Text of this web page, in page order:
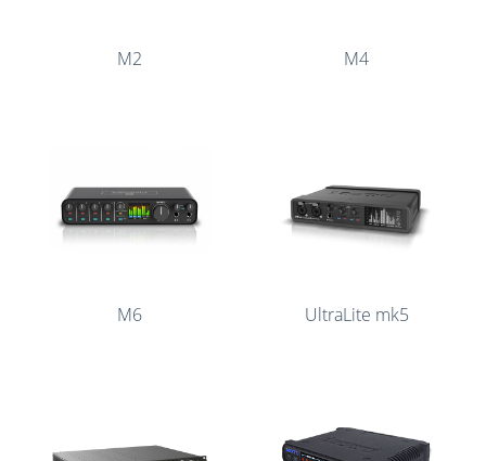
M2 M4
M6 UltraLite mk5